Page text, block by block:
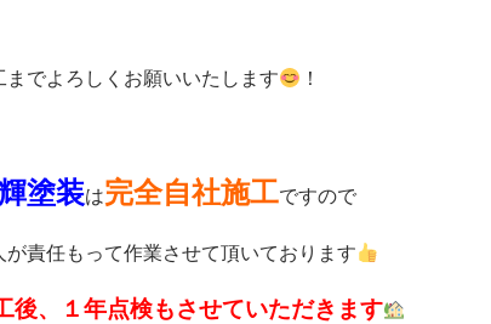
までよろしくお願いいたします ！
塗装は完全自社施工ですので
が責任もって作業させて頂いております
後、１年点検もさせていただきます